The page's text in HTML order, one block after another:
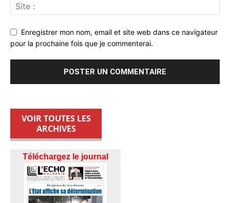
Enregistrer mon nom, email et site web dans ce navigateur
pour la prochaine fois que je commenterai.
VOIR TOUTES LES
ARCHIVES